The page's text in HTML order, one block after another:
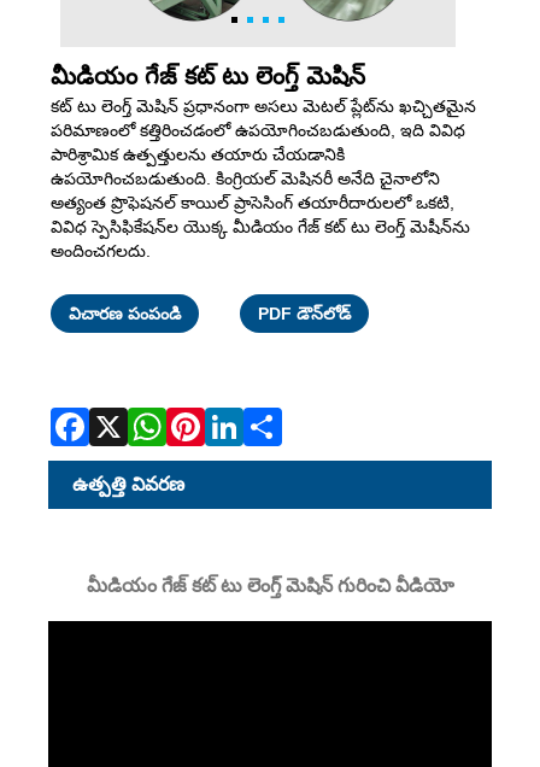
మీడియం గేజ్ కట్ టు లెంగ్త్ మెషిన్
కట్ టు లెంగ్త్ మెషిన్ ప్రధానంగా అసలు మెటల్ ప్లేట్‌ను ఖచ్చితమైన
పరిమాణంలో కత్తిరించడంలో ఉపయోగించబడుతుంది, ఇది వివిధ
పారిశ్రామిక ఉత్పత్తులను తయారు చేయడానికి
ఉపయోగించబడుతుంది. కింగ్రియల్ మెషినరీ అనేది చైనాలోని
అత్యంత ప్రొఫెషనల్ కాయిల్ ప్రాసెసింగ్ తయారీదారులలో ఒకటి,
వివిధ స్పెసిఫికేషన్‌ల యొక్క మీడియం గేజ్ కట్ టు లెంగ్త్ మెషీన్‌ను
అందించగలదు.
విచారణ పంపండి PDF డౌన్‌లోడ్
ఉత్పత్తి వివరణ
మీడియం గేజ్ కట్ టు లెంగ్త్ మెషిన్ గురించి వీడియో